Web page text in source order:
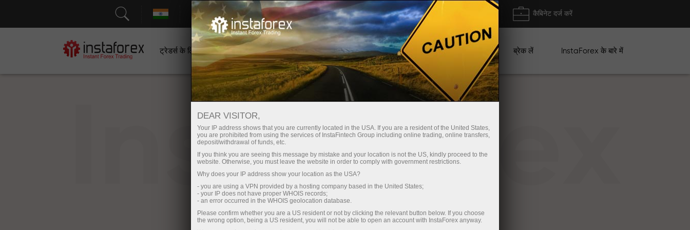
सहायता तुरंत खाता खोलना ट्रेडिंग प्लेटफॉर्म कैबिनेट दर्ज करें
ट्रेडर्स के लिए शुरुआती के लिए निवेशकों के लिए भागीदारों के लिए अभियान ब्रेक लें InstaForex के बारे में
InstaForex
DEAR VISITOR,
Your IP address shows that you are currently located in the USA. If you are a resident of the United States,
you are prohibited from using the services of InstaFintech Group including online trading, online transfers,
deposit/withdrawal of funds, etc.
If you think you are seeing this message by mistake and your location is not the US, kindly proceed to the
website. Otherwise, you must leave the website in order to comply with government restrictions.
Why does your IP address show your location as the USA?
- you are using a VPN provided by a hosting company based in the United States;
- your IP does not have proper WHOIS records;
- an error occurred in the WHOIS geolocation database.
Please confirm whether you are a US resident or not by clicking the relevant button below. If you choose
the wrong option, being a US resident, you will not be able to open an account with InstaForex anyway.